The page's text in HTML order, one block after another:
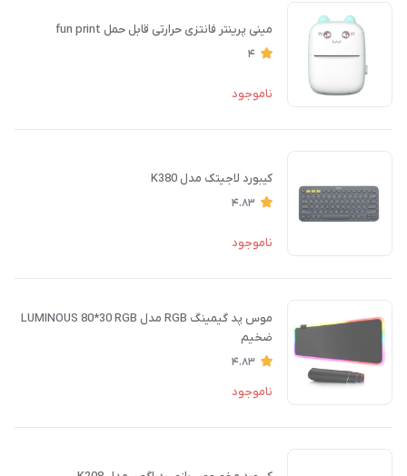
مینی پرینتر فانتزی حرارتی قابل حمل fun print
4
ناموجود
کیبورد لاجیتک مدل K380
4.83
ناموجود
موس پد گیمینگ RGB مدل LUMINOUS 80*30 RGB
ضخیم
4.83
ناموجود